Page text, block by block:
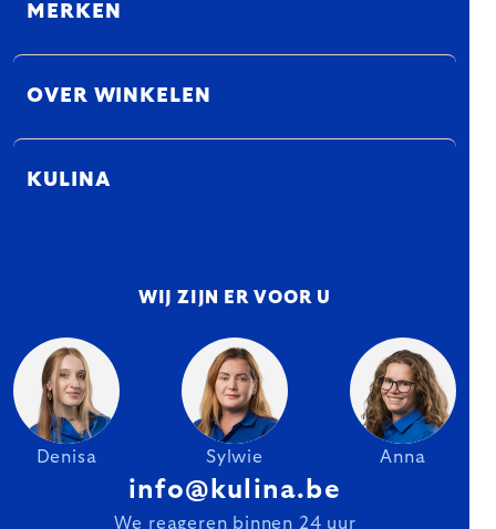
MERKEN
OVER WINKELEN
KULINA
WIJ ZIJN ER VOOR U
Denisa Sylwie Anna
info@kulina.be
We reageren binnen 24 uur